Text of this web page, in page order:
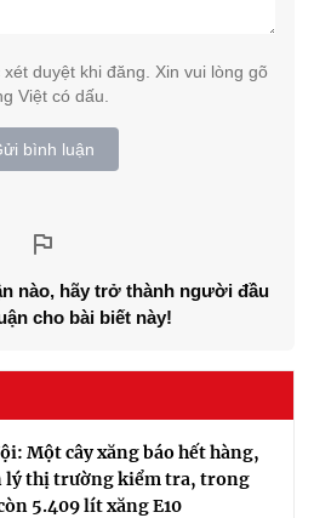
duyệt khi đăng. Xin vui lòng gõ
Việt có dấu.
bình luận
nào, hãy trở thành người đầu
cho bài biết này!
Một cây xăng báo hết hàng,
lý thị trường kiểm tra, trong
5.409 lít xăng E10